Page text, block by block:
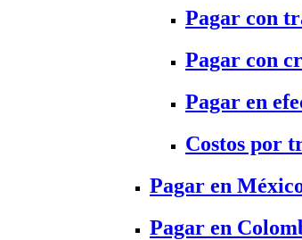
Pagar con
Pagar con
Pagar en
Costos por
Pagar en
Pagar en